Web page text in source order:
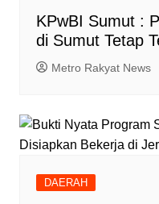
KPwBI Sumut :
di Sumut Tetap
Metro Rakyat News
DAERAH